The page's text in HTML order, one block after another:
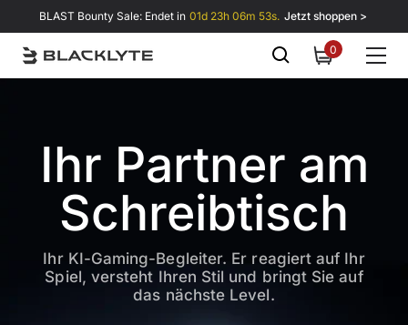
Zum Inhalt springen
BLAST Bounty Sale: Endet in 01d 23h 06m 52s. Jetzt shoppen >
00
items
Ihr Partner am
Schreibtisch
Ihr KI-Gaming-Begleiter. Er reagiert auf Ihr
Spiel, versteht Ihren Stil und bringt Sie auf
das nächste Level.